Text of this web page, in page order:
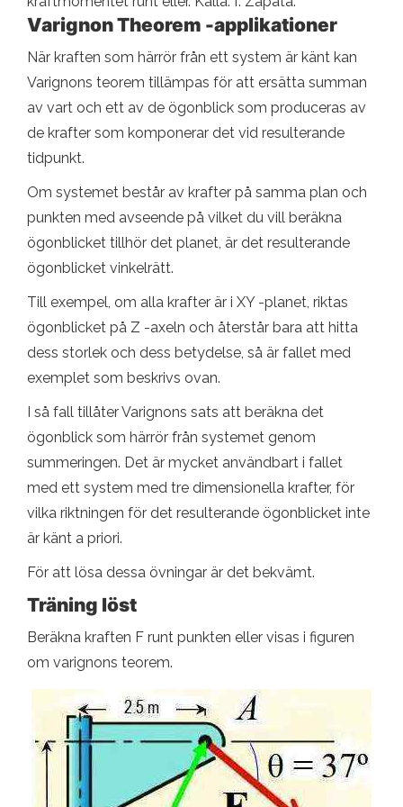
Varignon Theorem -applikationer
När kraften som härrör från ett system är känt kan
Varignons teorem tillämpas för att ersätta summan
av vart och ett av de ögonblick som produceras av
de krafter som komponerar det vid resulterande
tidpunkt.
Om systemet består av krafter på samma plan och
punkten med avseende på vilket du vill beräkna
ögonblicket tillhör det planet, är det resulterande
ögonblicket vinkelrätt.
Till exempel, om alla krafter är i XY -planet, riktas
ögonblicket på Z -axeln och återstår bara att hitta
dess storlek och dess betydelse, så är fallet med
exemplet som beskrivs ovan.
I så fall tillåter Varignons sats att beräkna det
ögonblick som härrör från systemet genom
summeringen. Det är mycket användbart i fallet
med ett system med tre dimensionella krafter, för
vilka riktningen för det resulterande ögonblicket inte
är känt a priori.
För att lösa dessa övningar är det bekvämt.
Träning löst
Beräkna kraften F runt punkten eller visas i figuren
om varignons teorem.